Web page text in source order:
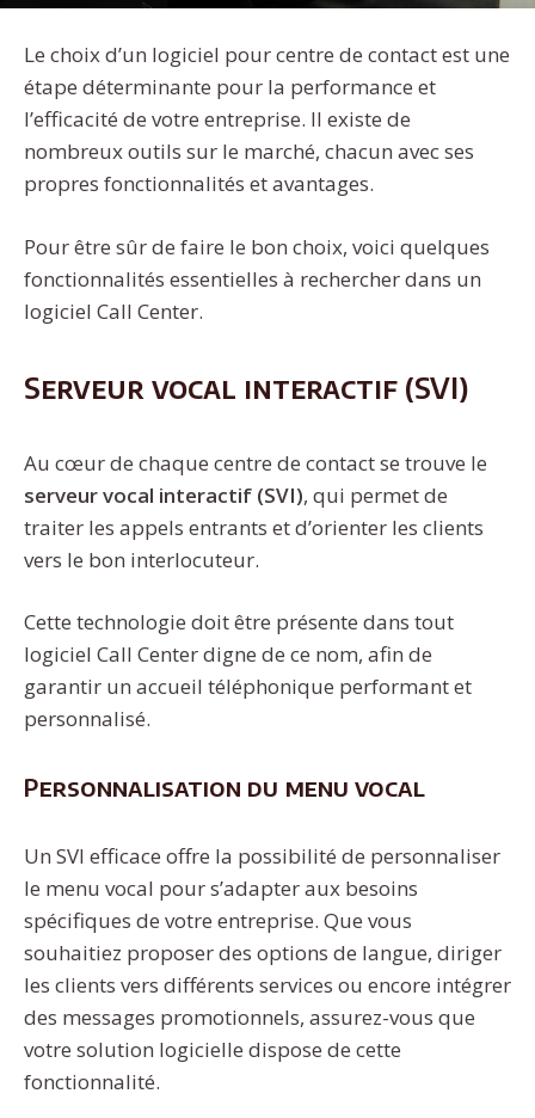
Le choix d’un logiciel pour centre de contact est une
étape déterminante pour la performance et
l’efficacité de votre entreprise. Il existe de
nombreux outils sur le marché, chacun avec ses
propres fonctionnalités et avantages.
Pour être sûr de faire le bon choix, voici quelques
fonctionnalités essentielles à rechercher dans un
logiciel Call Center.
Serveur vocal interactif (SVI)
Au cœur de chaque centre de contact se trouve le
serveur vocal interactif (SVI), qui permet de
traiter les appels entrants et d’orienter les clients
vers le bon interlocuteur.
Cette technologie doit être présente dans tout
logiciel Call Center digne de ce nom, afin de
garantir un accueil téléphonique performant et
personnalisé.
Personnalisation du menu vocal
Un SVI efficace offre la possibilité de personnaliser
le menu vocal pour s’adapter aux besoins
spécifiques de votre entreprise. Que vous
souhaitiez proposer des options de langue, diriger
les clients vers différents services ou encore intégrer
des messages promotionnels, assurez-vous que
votre solution logicielle dispose de cette
fonctionnalité.